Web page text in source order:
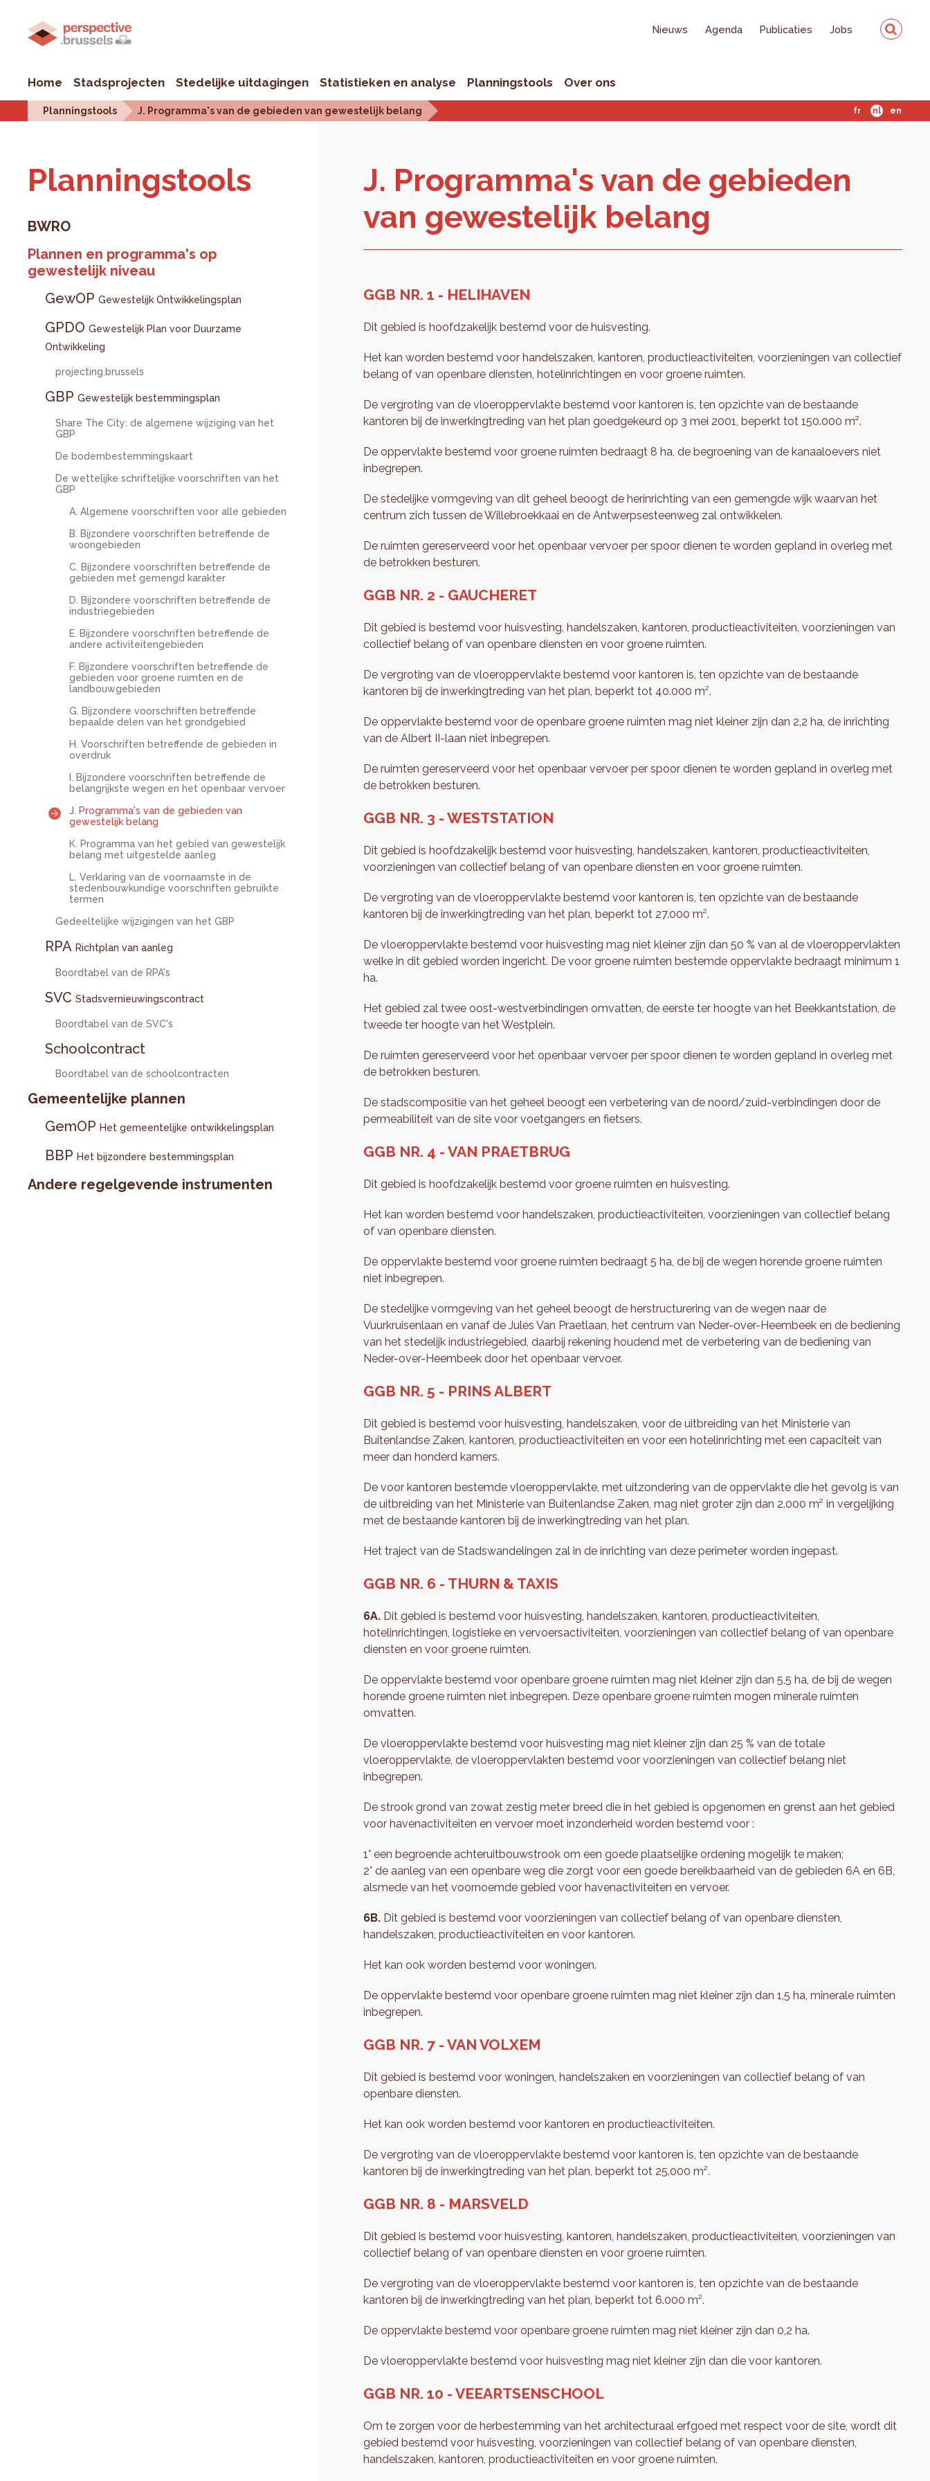
Nieuws Agenda Publicaties Jobs
Home Stadsprojecten Stedelijke uitdagingen Statistieken en analyse Planningstools Over ons
Planningstools J. Programma's van de gebieden van gewestelijk belang fr nl en
Plan­ningstools
BWRO
Plannen en programma's op
gewestelijk niveau
GewOP Gewestelijk Ontwikkelingsplan
GPDO Gewestelijk Plan voor Duurzame
Ontwikkeling
projecting.brussels
GBP Gewestelijk bestemmingsplan
Share The City: de algemene wijziging van het
GBP
De bodembestemmingskaart
De wettelijke schriftelijke voorschriften van het
GBP
A. Algemene voorschriften voor alle gebieden
B. Bijzondere voorschriften betreffende de
woongebieden
C. Bijzondere voorschriften betreffende de
gebieden met gemengd karakter
D. Bijzondere voorschriften betreffende de
industriegebieden
E. Bijzondere voorschriften betreffende de
andere activiteitengebieden
F. Bijzondere voorschriften betreffende de
gebieden voor groene ruimten en de
landbouwgebieden
G. Bijzondere voorschriften betreffende
bepaalde delen van het grondgebied
H. Voorschriften betreffende de gebieden in
overdruk
I. Bijzondere voorschriften betreffende de
belangrijkste wegen en het openbaar vervoer
J. Programma's van de gebieden van
gewestelijk belang
K. Programma van het gebied van gewestelijk
belang met uitgestelde aanleg
L. Verklaring van de voornaamste in de
stedenbouwkundige voorschriften gebruikte
termen
Gedeeltelijke wijzigingen van het GBP
RPA Richtplan van aanleg
Boordtabel van de RPA's
SVC Stadsvernieuwingscontract
Boordtabel van de SVC's
Schoolcontract
Boordtabel van de schoolcontracten
Gemeentelijke plannen
GemOP Het gemeentelijke ontwikkelingsplan
BBP Het bijzondere bestemmingsplan
Andere regelgevende instrumenten
J. Pro­gram­ma's van de ge­bie­den
van ge­wes­te­lijk be­lang
GGB NR. 1 - HELIHAVEN
Dit gebied is hoofdzakelijk bestemd voor de huisvesting.
Het kan worden bestemd voor handelszaken, kantoren, productieactiviteiten, voorzieningen van collectief
belang of van openbare diensten, hotelinrichtingen en voor groene ruimten.
De vergroting van de vloeroppervlakte bestemd voor kantoren is, ten opzichte van de bestaande
kantoren bij de inwerkingtreding van het plan goedgekeurd op 3 mei 2001, beperkt tot 150.000 m².
De oppervlakte bestemd voor groene ruimten bedraagt 8 ha, de begroening van de kanaaloevers niet
inbegrepen.
De stedelijke vormgeving van dit geheel beoogt de herinrichting van een gemengde wijk waarvan het
centrum zich tussen de Willebroekkaai en de Antwerpsesteenweg zal ontwikkelen.
De ruimten gereserveerd voor het openbaar vervoer per spoor dienen te worden gepland in overleg met
de betrokken besturen.
GGB NR. 2 - GAUCHERET
Dit gebied is bestemd voor huisvesting, handelszaken, kantoren, productieactiviteiten, voorzieningen van
collectief belang of van openbare diensten en voor groene ruimten.
De vergroting van de vloeroppervlakte bestemd voor kantoren is, ten opzichte van de bestaande
kantoren bij de inwerkingtreding van het plan, beperkt tot 40.000 m².
De oppervlakte bestemd voor de openbare groene ruimten mag niet kleiner zijn dan 2,2 ha, de inrichting
van de Albert II-laan niet inbegrepen.
De ruimten gereserveerd voor het openbaar vervoer per spoor dienen te worden gepland in overleg met
de betrokken besturen.
GGB NR. 3 - WESTSTATION
Dit gebied is hoofdzakelijk bestemd voor huisvesting, handelszaken, kantoren, productieactiviteiten,
voorzieningen van collectief belang of van openbare diensten en voor groene ruimten.
De vergroting van de vloeroppervlakte bestemd voor kantoren is, ten opzichte van de bestaande
kantoren bij de inwerkingtreding van het plan, beperkt tot 27.000 m².
De vloeroppervlakte bestemd voor huisvesting mag niet kleiner zijn dan 50 % van al de vloeroppervlakten
welke in dit gebied worden ingericht. De voor groene ruimten bestemde oppervlakte bedraagt minimum 1
ha.
Het gebied zal twee oost-westverbindingen omvatten, de eerste ter hoogte van het Beekkantstation, de
tweede ter hoogte van het Westplein.
De ruimten gereserveerd voor het openbaar vervoer per spoor dienen te worden gepland in overleg met
de betrokken besturen.
De stadscompositie van het geheel beoogt een verbetering van de noord/zuid-verbindingen door de
permeabiliteit van de site voor voetgangers en fietsers.
GGB NR. 4 - VAN PRAETBRUG
Dit gebied is hoofdzakelijk bestemd voor groene ruimten en huisvesting.
Het kan worden bestemd voor handelszaken, productieactiviteiten, voorzieningen van collectief belang
of van openbare diensten.
De oppervlakte bestemd voor groene ruimten bedraagt 5 ha, de bij de wegen horende groene ruimten
niet inbegrepen.
De stedelijke vormgeving van het geheel beoogt de herstructurering van de wegen naar de
Vuurkruisenlaan en vanaf de Jules Van Praetlaan, het centrum van Neder-over-Heembeek en de bediening
van het stedelijk industriegebied, daarbij rekening houdend met de verbetering van de bediening van
Neder-over-Heembeek door het openbaar vervoer.
GGB NR. 5 - PRINS ALBERT
Dit gebied is bestemd voor huisvesting, handelszaken, voor de uitbreiding van het Ministerie van
Buitenlandse Zaken, kantoren, productieactiviteiten en voor een hotelinrichting met een capaciteit van
meer dan honderd kamers.
De voor kantoren bestemde vloeroppervlakte, met uitzondering van de oppervlakte die het gevolg is van
de uitbreiding van het Ministerie van Buitenlandse Zaken, mag niet groter zijn dan 2.000 m² in vergelijking
met de bestaande kantoren bij de inwerkingtreding van het plan.
Het traject van de Stadswandelingen zal in de inrichting van deze perimeter worden ingepast.
GGB NR. 6 - THURN & TAXIS
6A. Dit gebied is bestemd voor huisvesting, handelszaken, kantoren, productieactiviteiten,
hotelinrichtingen, logistieke en vervoersactiviteiten, voorzieningen van collectief belang of van openbare
diensten en voor groene ruimten.
De oppervlakte bestemd voor openbare groene ruimten mag niet kleiner zijn dan 5,5 ha, de bij de wegen
horende groene ruimten niet inbegrepen. Deze openbare groene ruimten mogen minerale ruimten
omvatten.
De vloeroppervlakte bestemd voor huisvesting mag niet kleiner zijn dan 25 % van de totale
vloeroppervlakte, de vloeroppervlakten bestemd voor voorzieningen van collectief belang niet
inbegrepen.
De strook grond van zowat zestig meter breed die in het gebied is opgenomen en grenst aan het gebied
voor havenactiviteiten en vervoer moet inzonderheid worden bestemd voor :
1° een begroende achteruitbouwstrook om een goede plaatselijke ordening mogelijk te maken;
2° de aanleg van een openbare weg die zorgt voor een goede bereikbaarheid van de gebieden 6A en 6B,
alsmede van het voornoemde gebied voor havenactiviteiten en vervoer.
6B. Dit gebied is bestemd voor voorzieningen van collectief belang of van openbare diensten,
handelszaken, productieactiviteiten en voor kantoren.
Het kan ook worden bestemd voor woningen.
De oppervlakte bestemd voor openbare groene ruimten mag niet kleiner zijn dan 1,5 ha, minerale ruimten
inbegrepen.
GGB NR. 7 - VAN VOLXEM
Dit gebied is bestemd voor woningen, handelszaken en voorzieningen van collectief belang of van
openbare diensten.
Het kan ook worden bestemd voor kantoren en productieactiviteiten.
De vergroting van de vloeroppervlakte bestemd voor kantoren is, ten opzichte van de bestaande
kantoren bij de inwerkingtreding van het plan, beperkt tot 25.000 m².
GGB NR. 8 - MARSVELD
Dit gebied is bestemd voor huisvesting, kantoren, handelszaken, productieactiviteiten, voorzieningen van
collectief belang of van openbare diensten en voor groene ruimten.
De vergroting van de vloeroppervlakte bestemd voor kantoren is, ten opzichte van de bestaande
kantoren bij de inwerkingtreding van het plan, beperkt tot 6.000 m².
De oppervlakte bestemd voor openbare groene ruimten mag niet kleiner zijn dan 0,2 ha.
De vloeroppervlakte bestemd voor huisvesting mag niet kleiner zijn dan die voor kantoren.
GGB NR. 10 - VEEARTSENSCHOOL
Om te zorgen voor de herbestemming van het architecturaal erfgoed met respect voor de site, wordt dit
gebied bestemd voor huisvesting, voorzieningen van collectief belang of van openbare diensten,
handelszaken, kantoren, productieactiviteiten en voor groene ruimten.